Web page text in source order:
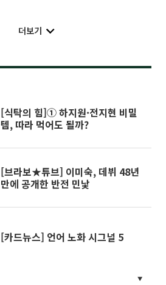
더보기
[식탁의 힘]① 하지원·전지현 비밀
템, 따라 먹어도 될까?
[브라보★튜브] 이미숙, 데뷔 48년
만에 공개한 반전 민낯
[카드뉴스] 언어 노화 시그널 5